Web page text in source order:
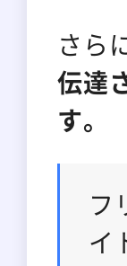
さら
伝達
す。
フ
イ